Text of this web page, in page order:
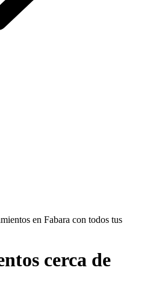
en Fabara con todos tus
cerca de